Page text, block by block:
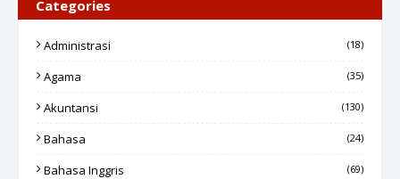
Categories
Administrasi (18)
Agama (35)
Akuntansi (130)
Bahasa (24)
Bahasa Inggris (69)